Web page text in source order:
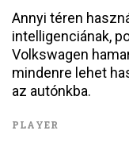
Annyi téren
intelligenciának,
Volkswagen
mindenre lehet
az autónkba.
PLAYER